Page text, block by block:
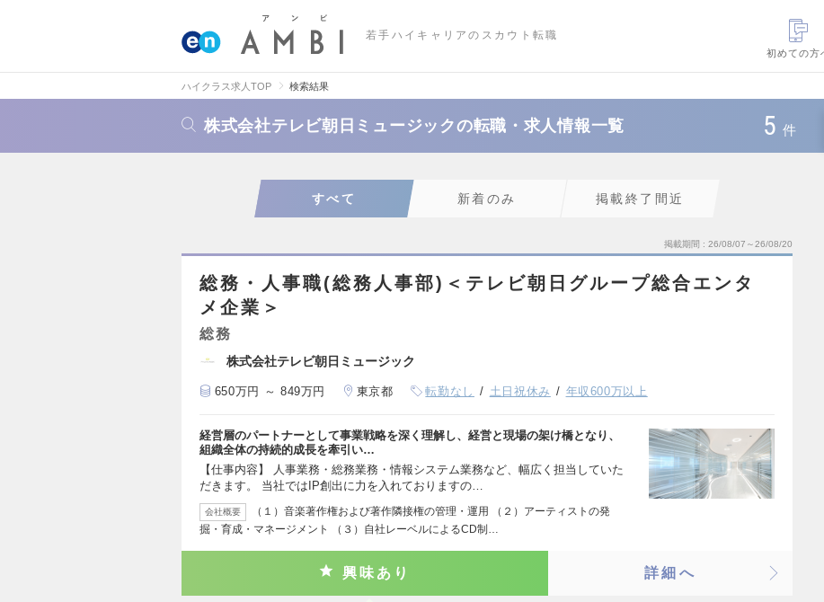
若手ハイキャリアのスカウト転職
初めての方
ハイクラス求人TOP 検索結果
株式会社テレビ朝日ミュージックの転職・求人情報一覧 5 件
すべて 新着のみ 掲載終了間近
掲載期間 26/08/07～26/08/20
総務・人事職(総務人事部)＜テレビ朝日グループ総合エンタ
メ企業＞
総務
株式会社テレビ朝日ミュージック
650万円 ～ 849万円 東京都 転勤なし 土日祝休み 年収600万以上
経営層のパートナーとして事業戦略を深く理解し、経営と現場の架け橋となり、
組織全体の持続的成長を牽引い…
【仕事内容】 人事業務・総務業務・情報システム業務など、幅広く担当していた
だきます。 当社ではIP創出に力を入れておりますの…
会社概要
（１）音楽著作権および著作隣接権の管理・運用 （２）アーティストの発
掘・育成・マネージメント （３）自社レーベルによるCD制…
興味あり 詳細へ